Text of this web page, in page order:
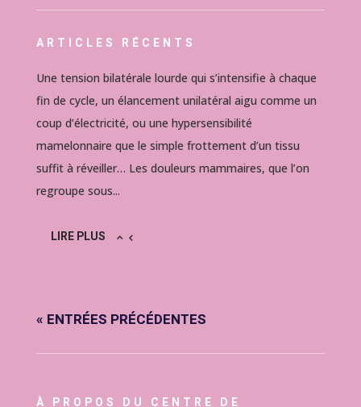
ARTICLES RÉCENTS
Une tension bilatérale lourde qui s’intensifie à chaque
fin de cycle, un élancement unilatéral aigu comme un
coup d’électricité, ou une hypersensibilité
mamelonnaire que le simple frottement d’un tissu
suffit à réveiller… Les douleurs mammaires, que l’on
regroupe sous...
LIRE PLUS
« ENTRÉES PRÉCÉDENTES
À PROPOS DU CENTRE DE